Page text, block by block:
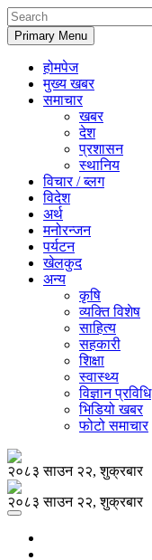
Primary Menu
होमपेज
मुख्य खबर
समाचार
खबर
देश
प्रशासन
स्थानिय
विचार / ब्लग
विदेश
अर्थ
मनोरन्जन
पर्यटन
खेलकुद
अन्य
कृषि
व्यक्ति विशेष
साहित्य
सहकारी
शिक्षा
स्वास्थ्य
विज्ञान प्रविधि
भिडियो खबर
फोटो समाचार
२०८३ साउन २२, शुक्रबार
२०८३ साउन २२, शुक्रबार